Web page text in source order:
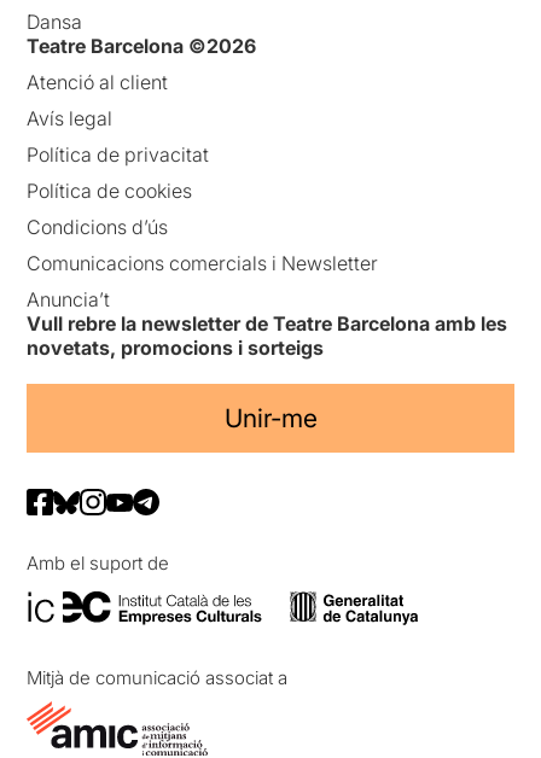
Dansa
Teatre Barcelona ©2026
Atenció al client
Avís legal
Política de privacitat
Política de cookies
Condicions d’ús
Comunicacions comercials i Newsletter
Anuncia’t
Vull rebre la newsletter de Teatre Barcelona amb les
novetats, promocions i sorteigs
Unir-me
Amb el suport de
Mitjà de comunicació associat a